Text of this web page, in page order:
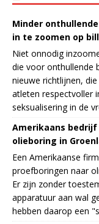
Minder
in te zoomen op
Niet onnodig
die voor onthullende
nieuwe richtlijnen,
atleten respectvoller
seksualisering in de
Amerikaans
olieboring in
Een Amerikaanse
proefboringen naar
Er zijn zonder
apparatuur aan wal
hebben daarop een